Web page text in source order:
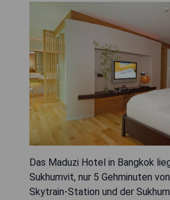
Das Maduzi Hotel in Bangkok
Sukhumvit, nur 5 Gehminuten
Skytrain-Station und der